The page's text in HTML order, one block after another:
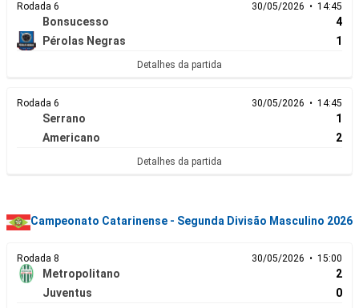
Rodada 6 30/05/2026 • 14:45
Bonsucesso
4
Pérolas Negras
1
Detalhes da partida
Rodada 6 30/05/2026 • 14:45
Serrano
1
Americano
2
Detalhes da partida
Campeonato Catarinense - Segunda Divisão Masculino 2026
Rodada 8 30/05/2026 • 15:00
Metropolitano
2
Juventus
0